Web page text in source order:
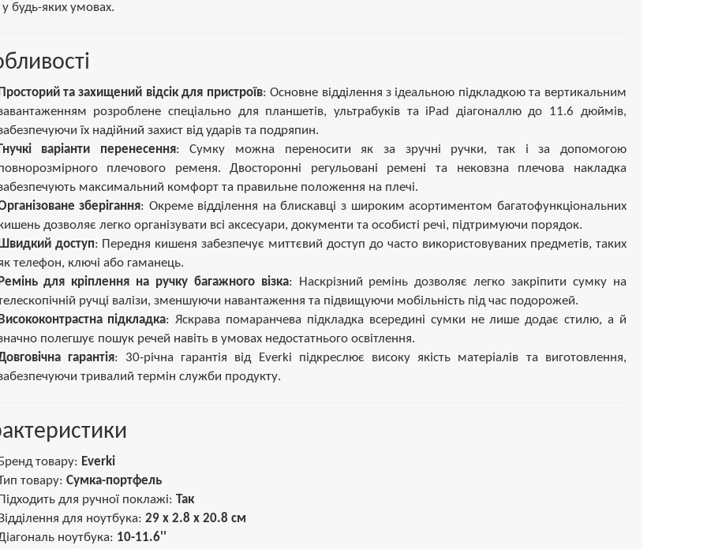
будь-яких умовах.
та захищений відсік для пристроїв: Основне відділення з ідеальною підкладкою та вертикальним
розроблене спеціально для планшетів, ультрабуків та iPad діагоналлю до 11.6 дюймів,
їх надійний захист від ударів та подряпин.
варіанти перенесення: Сумку можна переносити як за зручні ручки, так і за допомогою
плечового ременя. Двосторонні регульовані ремені та нековзна плечова накладка
максимальний комфорт та правильне положення на плечі.
зберігання: Окреме відділення на блискавці з широким асортиментом багатофункціональних
дозволяє легко організувати всі аксесуари, документи та особисті речі, підтримуючи порядок.
доступ: Передня кишеня забезпечує миттєвий доступ до часто використовуваних предметів, таких
телефон, ключі або гаманець.
для кріплення на ручку багажного візка: Наскрізний ремінь дозволяє легко закріпити сумку на
ручці валізи, зменшуючи навантаження та підвищуючи мобільність під час подорожей.
підкладка: Яскрава помаранчева підкладка всередині сумки не лише додає стилю, а й
полегшує пошук речей навіть в умовах недостатнього освітлення.
гарантія: 30-річна гарантія від Everki підкреслює високу якість матеріалів та виготовлення,
тривалий термін служби продукту.
товару: Everki
товару: Сумка-портфель
для ручної поклажі: Так
для ноутбука: 29 x 2.8 x 20.8 см
ноутбука: 10-11.6''